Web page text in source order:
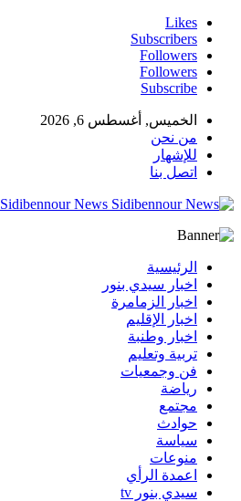
Likes
Subscribers
Followers
Followers
Subscribe
الخميس, أغسطس 6, 2026
من نحن
للإشهار
اتصل بنا
Sidibennour News - جريدة إلكترونية
الرئيسية
اخبار سيدي بنور
اخبار الزمامرة
اخبار الإقليم
اخبار وطنبة
تربية وتعليم
فن وجمعيات
رياضة
مجتمع
حوادث
سياسة
منوعات
اعمدة الرأي
سيدي بنور tv